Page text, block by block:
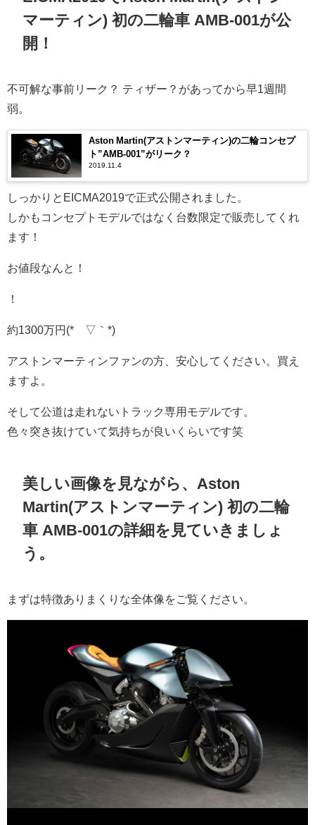
マーティン) 初の二輪車 AMB-001が公
開！
不可解な事前リーク？ ティザー？があってから早1週間
弱。
Aston Martin(アストンマーティン)の二輪コンセプ
ト”AMB-001”がリーク？
2019.11.4
しっかりとEICMA2019で正式公開されました。
しかもコンセプトモデルではなく台数限定で販売してくれ
ます！
お値段なんと！
！
約1300万円(*´▽｀*)
アストンマーティンファンの方、安心してください。買え
ますよ。
そして公道は走れないトラック専用モデルです。
色々突き抜けていて気持ちが良いくらいです笑
美しい画像を見ながら、Aston
Martin(アストンマーティン) 初の二輪
車 AMB-001の詳細を見ていきましょ
う。
まずは特徴ありまくりな全体像をご覧ください。